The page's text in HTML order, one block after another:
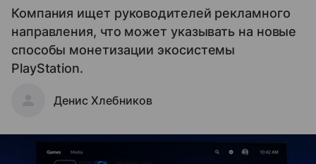
Компания ищет руководителей рекламного
направления, что может указывать на новые
способы монетизации экосистемы
PlayStation.
Денис Хлебников